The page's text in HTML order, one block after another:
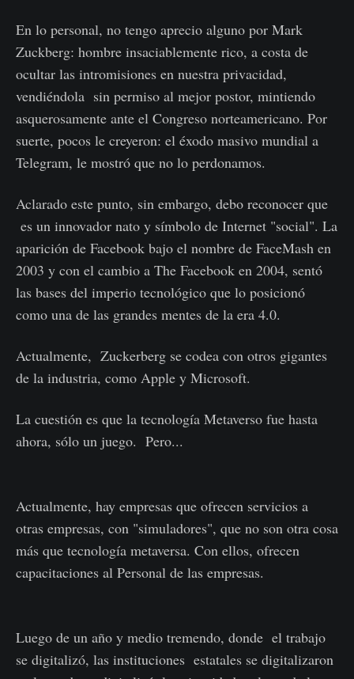
En lo personal, no tengo aprecio alguno por Mark
Zuckberg: hombre insaciablemente rico, a costa de
ocultar las intromisiones en nuestra privacidad,
vendiéndola sin permiso al mejor postor, mintiendo
asquerosamente ante el Congreso norteamericano. Por
suerte, pocos le creyeron: el éxodo masivo mundial a
Telegram, le mostró que no lo perdonamos.
Aclarado este punto, sin embargo, debo reconocer que
es un innovador nato y símbolo de Internet "social". La
aparición de Facebook bajo el nombre de FaceMash en
2003 y con el cambio a The Facebook en 2004, sentó
las bases del imperio tecnológico que lo posicionó
como una de las grandes mentes de la era 4.0.
Actualmente, Zuckerberg se codea con otros gigantes
de la industria, como Apple y Microsoft.
La cuestión es que la tecnología Metaverso fue hasta
ahora, sólo un juego. Pero...
Actualmente, hay empresas que ofrecen servicios a
otras empresas, con "simuladores", que no son otra cosa
más que tecnología metaversa. Con ellos, ofrecen
capacitaciones al Personal de las empresas.
Luego de un año y medio tremendo, donde el trabajo
se digitalizó, las instituciones estatales se digitalizaron